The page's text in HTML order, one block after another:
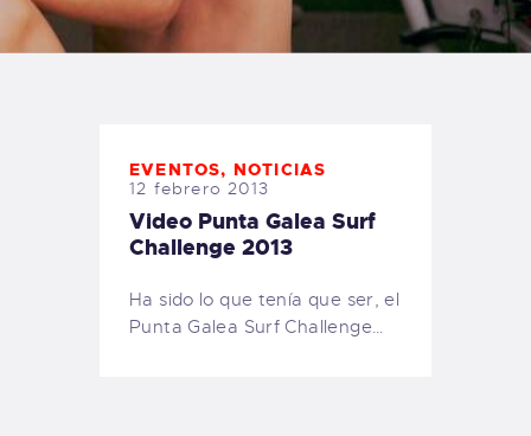
TIENDA FAMILY SURFERS
WEBCAM SALINAS
EVENTOS, NOTICIAS
12 febrero 2013
Video Punta Galea Surf
Challenge 2013
Ha sido lo que tenía que ser, el
Punta Galea Surf Challenge…